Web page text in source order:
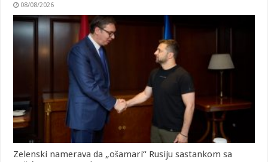
08/08/2026
Zelenski namerava da „ošamari“ Rusiju sastankom sa